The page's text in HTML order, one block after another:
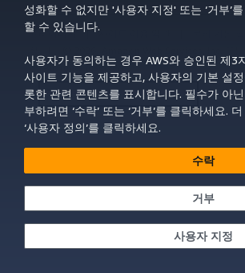
성화할 수 없지만 '사용자 지정' 또는 ‘거부’
할 수 있습니다.
사용자가 동의하는 경우 AWS와 승인된 제3
사이트 기능을 제공하고, 사용자의 기본 설
롯한 관련 콘텐츠를 표시합니다. 필수가 아
부하려면 ‘수락’ 또는 ‘거부’를 클릭하세요.
‘사용자 정의’를 클릭하세요.
수락
거부
사용자 지정
프라이버시 사이트 이용 약관
사. All rights reserved.
한국어